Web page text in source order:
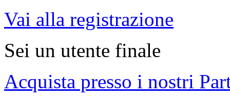
Vai alla registrazione
Sei un utente finale
Acquista presso i nostri